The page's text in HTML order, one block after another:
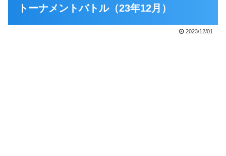
トーナメントバトル（23年12月）
2023/12/01